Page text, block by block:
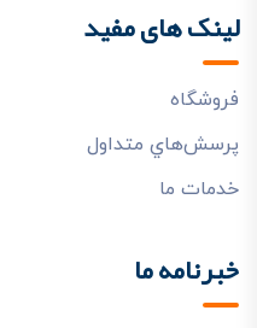
لینک های مفید
فروشگاه
پرسش‌هاي متداول
خدمات ما
خبرنامه ما